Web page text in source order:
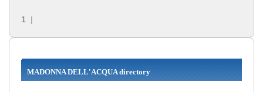
1 |
MADONNA DELL'ACQUA directory